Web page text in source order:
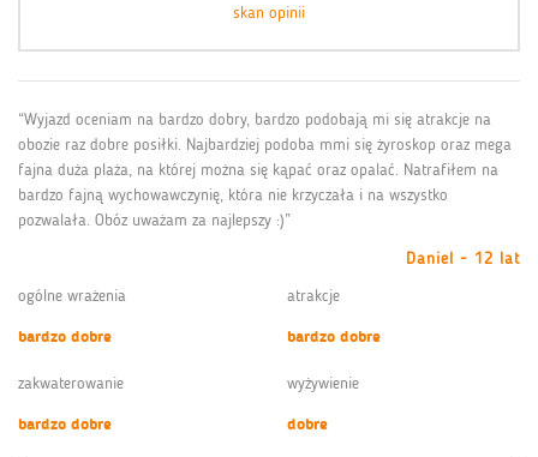
skan opinii
“Wyjazd oceniam na bardzo dobry, bardzo podobają mi się atrakcje na
obozie raz dobre posiłki. Najbardziej podoba mmi się żyroskop oraz mega
fajna duża plaża, na której można się kąpać oraz opalać. Natrafiłem na
bardzo fajną wychowawczynię, która nie krzyczała i na wszystko
pozwalała. Obóz uważam za najlepszy :)”
Daniel - 12 lat
ogólne wrażenia
bardzo dobre
atrakcje
bardzo dobre
zakwaterowanie
bardzo dobre
wyżywienie
dobre